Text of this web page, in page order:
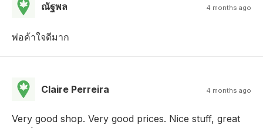
ณัฐพล 4 months ago
พ่อค้าใจดีมาก
Claire Perreira 4 months ago
Very good shop. Very good prices. Nice stuff, great